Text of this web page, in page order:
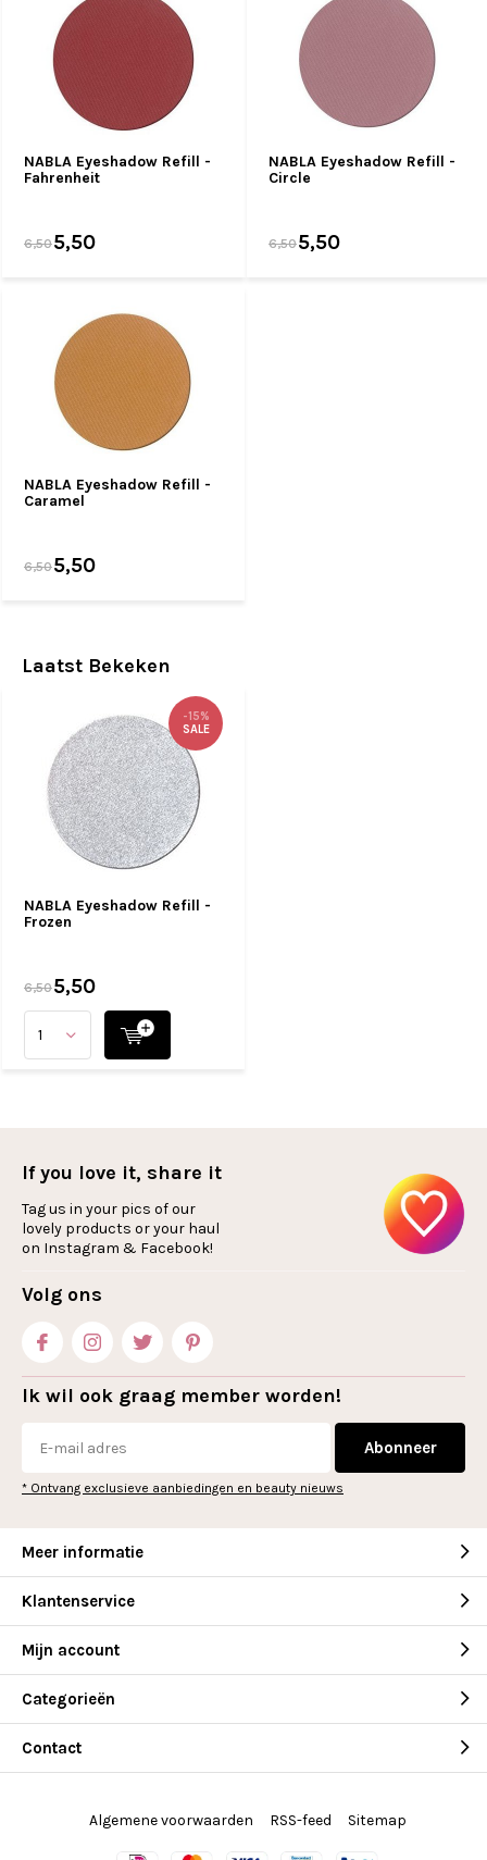
NABLA Eyeshadow Refill -
Fahrenheit
6,505,50
NABLA Eyeshadow Refill -
Circle
6,505,50
NABLA Eyeshadow Refill -
Caramel
6,505,50
Laatst Bekeken
NABLA Eyeshadow Refill -
Frozen
-15%
SALE
6,505,50
If you love it, share it
Tag us in your pics of our
lovely products or your haul
on Instagram & Facebook!
Volg ons
Ik wil ook graag member worden!
Abonneer
* Ontvang exclusieve aanbiedingen en beauty nieuws
Meer informatie
Klantenservice
Mijn account
Categorieën
Contact
Algemene voorwaarden RSS-feed Sitemap